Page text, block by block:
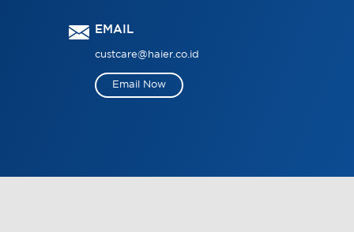
EMAIL
custcare@haier.co.id
Email Now